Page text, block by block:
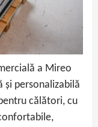
a Mireo
și personalizabilă
călători, cu